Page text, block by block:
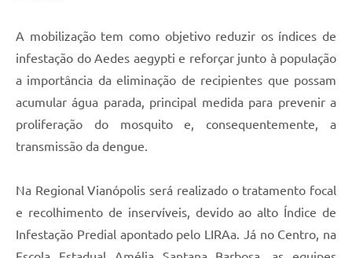
A mobilização tem como objetivo reduzir os índices de
infestação do Aedes aegypti e reforçar junto à população
a importância da eliminação de recipientes que possam
acumular água parada, principal medida para prevenir a
proliferação do mosquito e, consequentemente, a
transmissão da dengue.
Na Regional Vianópolis será realizado o tratamento focal
e recolhimento de inservíveis, devido ao alto Índice de
Infestação Predial apontado pelo LIRAa. Já no Centro, na